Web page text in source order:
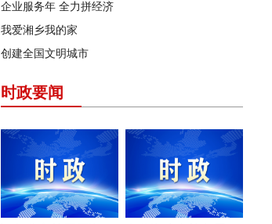
企业服务年 全力拼经济
我爱湘乡我的家
创建全国文明城市
时政要闻